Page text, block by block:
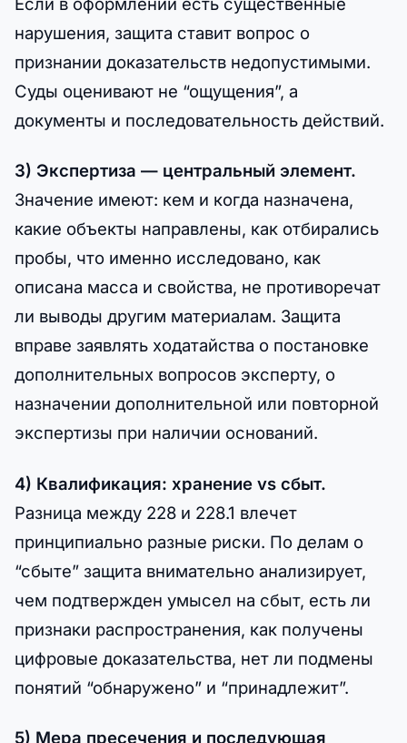
нарушения, защита ставит вопрос о
признании доказательств недопустимыми.
Суды оценивают не “ощущения”, а
документы и последовательность действий.
3) Экспертиза — центральный элемент.
Значение имеют: кем и когда назначена,
какие объекты направлены, как отбирались
пробы, что именно исследовано, как
описана масса и свойства, не противоречат
ли выводы другим материалам. Защита
вправе заявлять ходатайства о постановке
дополнительных вопросов эксперту, о
назначении дополнительной или повторной
экспертизы при наличии оснований.
4) Квалификация: хранение vs сбыт.
Разница между 228 и 228.1 влечет
принципиально разные риски. По делам о
“сбыте” защита внимательно анализирует,
чем подтвержден умысел на сбыт, есть ли
признаки распространения, как получены
цифровые доказательства, нет ли подмены
понятий “обнаружено” и “принадлежит”.
5) Мера пресечения и последующая